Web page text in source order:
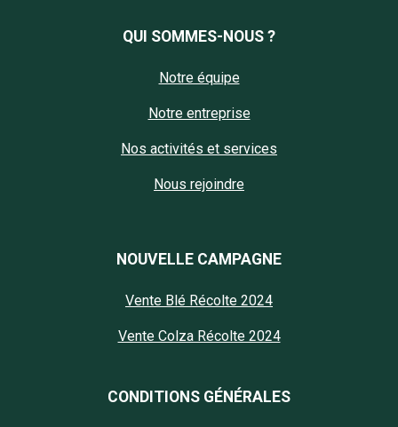
QUI SOMMES-NOUS ?
Notre équipe
Notre entreprise
Nos activités et services
Nous rejoindre
NOUVELLE CAMPAGNE
Vente Blé Récolte 2024
Vente Colza Récolte 2024
CONDITIONS GÉNÉRALES